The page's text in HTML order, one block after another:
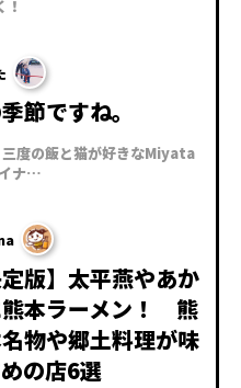
節ですね。
三度の飯と猫が好きなMiyata
ナ…
定版】太平燕やあか
本ラーメン！ 熊
物や郷土料理が味
の店6選